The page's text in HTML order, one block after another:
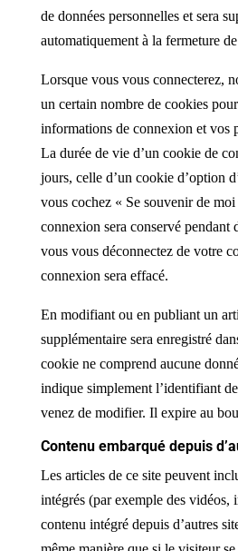
de données personnelles et sera
automatiquement à la fermeture
Lorsque vous vous connecterez,
un certain nombre de cookies
informations de connexion et vos
La durée de vie d’un cookie de
jours, celle d’un cookie d’option
vous cochez « Se souvenir de
connexion sera conservé pendant
vous vous déconnectez de votre
connexion sera effacé.
En modifiant ou en publiant un
supplémentaire sera enregistré
cookie ne comprend aucune
indique simplement l’identifiant
venez de modifier. Il expire au
Contenu embarqué depuis
Les articles de ce site peuvent
intégrés (par exemple des
contenu intégré depuis d’autres